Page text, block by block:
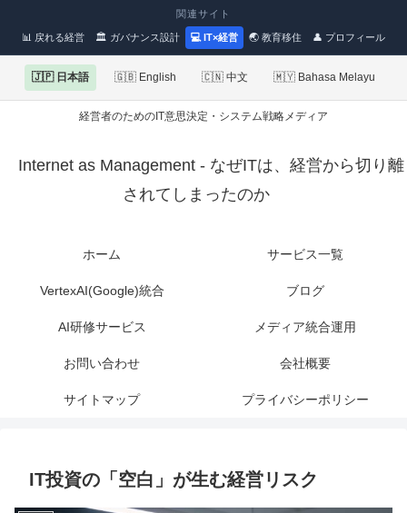
関連サイト
📊 戻れる経営 🏛 ガバナンス設計 💻 IT×経営 🌏 教育移住 👤 プロフィール
🇯🇵 日本語 🇬🇧 English 🇨🇳 中文 🇲🇾 Bahasa Melayu
経営者のためのIT意思決定・システム戦略メディア
Internet as Management - なぜITは、経営から切り離
されてしまったのか
ホーム サービス一覧
VertexAI(Google)統合 ブログ
AI研修サービス メディア統合運用
お問い合わせ 会社概要
サイトマップ プライバシーポリシー
IT投資の「空白」が生む経営リスク